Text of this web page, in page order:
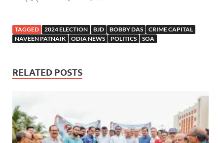
TAGGED 2024 ELECTION BJD BOBBY DAS
CRIME CAPITAL
NAVEEN PATNAIK
ODIA NEWS POLITICS SOA
RELATED POSTS